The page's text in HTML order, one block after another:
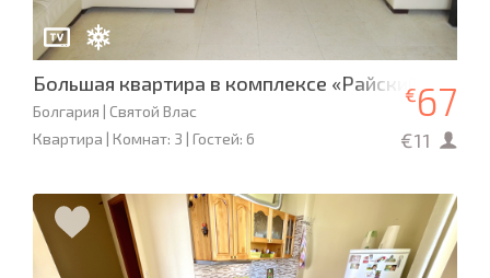
Большая квартира в комплексе «Райский сад»,
Болгария | Святой Влас
Квартира | Комнат: 3 | Гостей: 6
€67
€11